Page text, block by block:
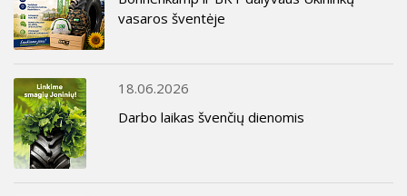
vasaros šventėje
18.06.2026
Darbo laikas švenčių dienomis